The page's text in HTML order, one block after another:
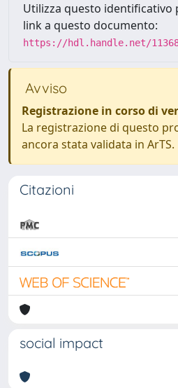
Utilizza questo identificativo
link a questo documento:
https://hdl.handle.net/
Avviso
Registrazione in corso di
La registrazione di questo
ancora stata validata in ArTS.
Citazioni
social impact